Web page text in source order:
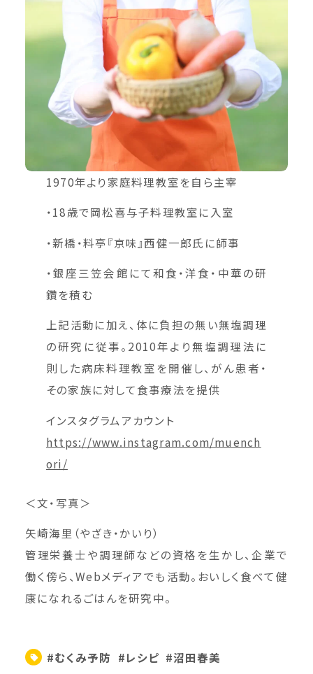
1970年より家庭料理教室を自ら主宰
・18歳で岡松喜与子料理教室に入室
・新橋・料亭『京味』西健一郎氏に師事
・銀座三笠会館にて和食・洋食・中華の研
鑽を積む
上記活動に加え、体に負担の無い無塩調理
の研究に従事。2010年より無塩調理法に
則した病床料理教室を開催し、がん患者・
その家族に対して食事療法を提供
インスタグラムアカウント
https://www.instagram.com/muench
ori/
＜文・写真＞
矢崎海里（やざき・かいり）
管理栄養士や調理師などの資格を生かし、企業で
働く傍ら、Webメディアでも活動。おいしく食べて健
康になれるごはんを研究中。
#むくみ予防 #レシピ #沼田春美